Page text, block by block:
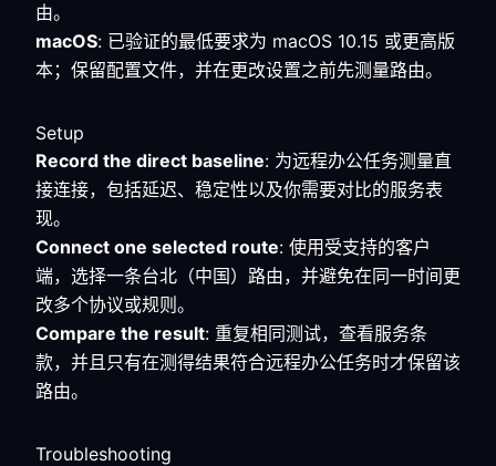
由。
macOS: 已验证的最低要求为 macOS 10.15 或更高版
本；保留配置文件，并在更改设置之前先测量路由。
Setup
Record the direct baseline: 为远程办公任务测量直
接连接，包括延迟、稳定性以及你需要对比的服务表
现。
Connect one selected route: 使用受支持的客户
端，选择一条台北（中国）路由，并避免在同一时间更
改多个协议或规则。
Compare the result: 重复相同测试，查看服务条
款，并且只有在测得结果符合远程办公任务时才保留该
路由。
Troubleshooting